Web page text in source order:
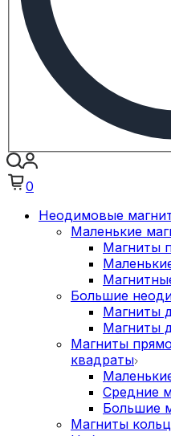
0
Неодимовые
Маленькие
Магниты
Большие
Магниты
Магниты
Магниты
квадраты
Средние
Большие
Магниты